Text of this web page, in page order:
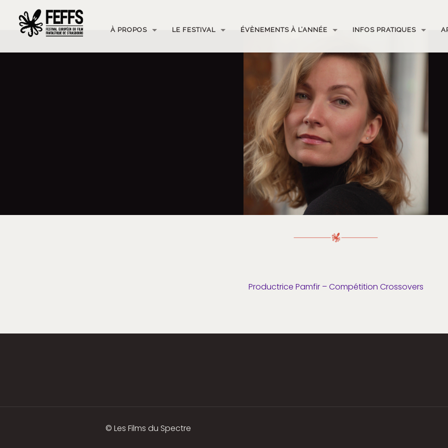
À PROPOS LE FESTIVAL ÉVÈNEMENTS À L’ANNÉE INFOS PRATIQUES
Productrice Pamfir – Compétition Crossovers
© Les Films du Spectre